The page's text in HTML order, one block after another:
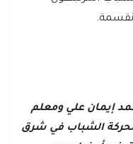
إيمان علي ومعلم
لحركة الشباب في شرق